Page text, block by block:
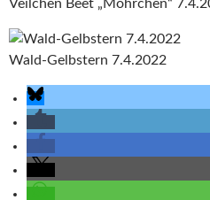
Veilchen Beet „Mohrchen“
Wald-Gelbstern 7.4.2022